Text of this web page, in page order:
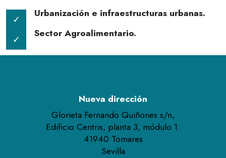
Urbanización e infraestructuras urbanas.
Sector Agroalimentario.
Nueva dirección
Glorieta Fernando Quiñones s/n,
Edificio Centris, planta 3, módulo 1.
41940 Tomares
Sevilla